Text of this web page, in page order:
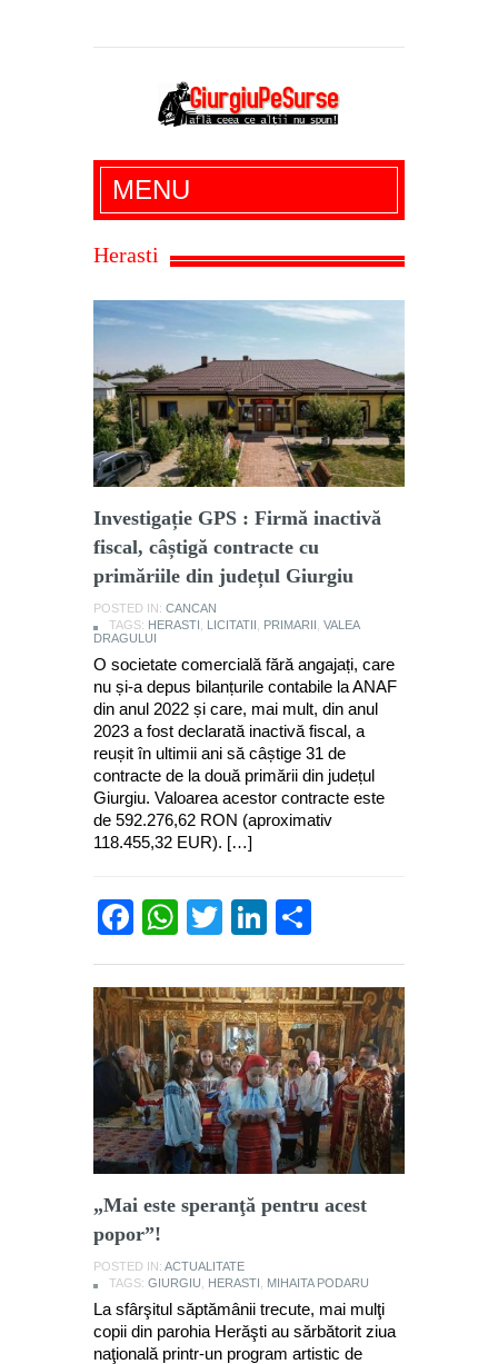
Giurgiu Pe Surse – actualitate giurgiu,
administratie giurgiu, stiri politice, social
economic, editoriale giurgiu, dezvaluiri,
MENU
Herasti
Investigație GPS : Firmă inactivă
fiscal, câștigă contracte cu
primăriile din județul Giurgiu
POSTED IN: CANCAN
TAGS: HERASTI LICITATII PRIMARII VALEA
DRAGULUI
O societate comercială fără angajați, care
nu și-a depus bilanțurile contabile la ANAF
din anul 2022 și care, mai mult, din anul
2023 a fost declarată inactivă fiscal, a
reușit în ultimii ani să câștige 31 de
contracte de la două primării din județul
Giurgiu. Valoarea acestor contracte este
de 592.276,62 RON (aproximativ
118.455,32 EUR). […]
Facebook
WhatsApp
TwitterLinkedIn
„Mai este speranţă pentru acest
popor”!
POSTED IN: ACTUALITATE
TAGS: GIURGIU HERASTI MIHAITA PODARU
La sfârşitul săptămânii trecute, mai mulţi
copii din parohia Herăşti au sărbătorit ziua
naţională printr-un program artistic de